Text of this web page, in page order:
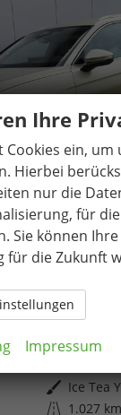
Außenfarbe Ice Tea
Kilometerstand 1.027 km
Ihre
Cookies ein,
Hierbei
nur die
für
Sie können
für die Zukunft
Impressum